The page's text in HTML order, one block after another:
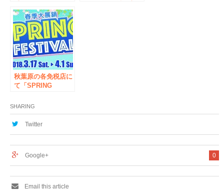
ント「SEGA Fan
Meet-Up 2019」・
「セガサターン25周
年大感謝祭」開催決
定！
秋葉原の各免税店に
て「SPRING
AKIHABARA」を開
催！
SHARING
Twitter
0
Google+
Email this article